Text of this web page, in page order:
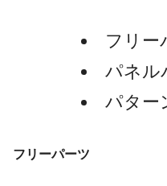
フリー
パネル
パター
フリーパーツ